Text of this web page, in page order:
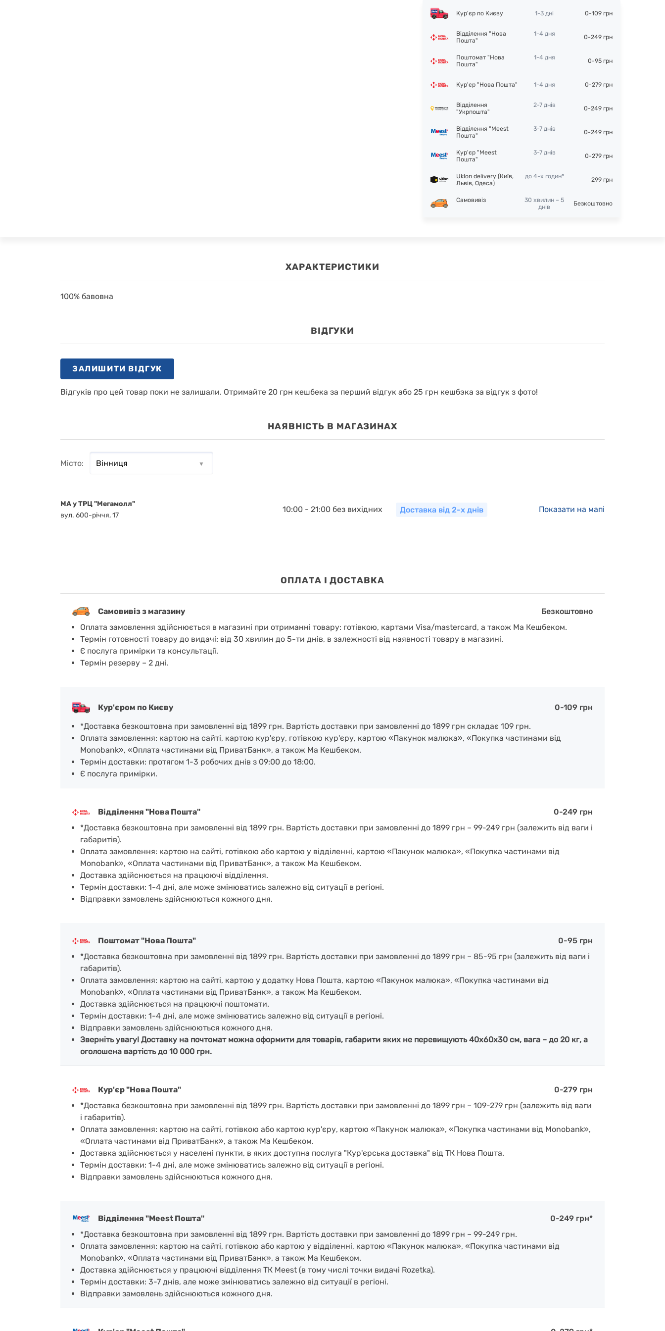
Кур'єр по Києву 1-3 дні 0-109 грн
Відділення "Нова
Пошта"
1-4 дня 0-249 грн
Поштомат "Нова
Пошта"
1-4 дня 0-95 грн
Кур'єр "Нова Пошта" 1-4 дня 0-279 грн
Відділення
"Укрпошта"
2-7 днів 0-249 грн
Відділення "Meest
Пошта"
3-7 днів 0-249 грн
Кур'єр "Meest
Пошта"
3-7 днів 0-279 грн
Uklon delivery (Київ,
Львів, Одеса)
до 4-х годин* 299 грн
Самовивіз
30 хвилин – 5
днів
Безкоштовно
ХАРАКТЕРИСТИКИ
100% бавовна
ВІДГУКИ
ЗАЛИШИТИ ВІДГУК
Відгуків про цей товар поки не залишали. Отримайте 20 грн кешбека за перший відгук або 25 грн кешбэка за відгук з фото!
НАЯВНІСТЬ В МАГАЗИНАХ
Місто:
MA у ТРЦ "Мегамолл"
вул. 600-річчя, 17
10:00 - 21:00 без вихідних Доставка від 2-х днів Показати на мапі
OПЛАТА І ДОСТАВКА
Самовивіз з магазину
Безкоштовно
Оплата замовлення здійснюється в магазині при отриманні товару: готівкою, картами Visa/mastercard, а також Ма Кешбеком.
Термін готовності товару до видачі: від 30 хвилин до 5-ти днів, в залежності від наявності товару в магазині.
Є послуга примірки та консультації.
Термін резерву – 2 дні.
Кур'єром по Києву
0-109 грн
*Доставка безкоштовна при замовленні від 1899 грн. Вартість доставки при замовленні до 1899 грн складає 109 грн.
Оплата замовлення: картою на сайті, картою кур'єру, готівкою кур'єру, картою «Пакунок малюка», «Покупка частинами від
Monobank», «Оплата частинами від ПриватБанк», а також Ма Кешбеком.
Термін доставки: протягом 1-3 робочих днів з 09:00 до 18:00.
Є послуга примірки.
Відділення "Нова Пошта"
0-249 грн
*Доставка безкоштовна при замовленні від 1899 грн. Вартість доставки при замовленні до 1899 грн – 99-249 грн (залежить від ваги і
габаритів).
Оплата замовлення: картою на сайті, готівкою або картою у відділенні, картою «Пакунок малюка», «Покупка частинами від
Monobank», «Оплата частинами від ПриватБанк», а також Ма Кешбеком.
Доставка здійснюється на працюючі відділення.
Термін доставки: 1-4 дні, але може змінюватись залежно від ситуації в регіоні.
Відправки замовлень здійснюються кожного дня.
Поштомат "Нова Пошта"
0-95 грн
*Доставка безкоштовна при замовленні від 1899 грн. Вартість доставки при замовленні до 1899 грн – 85-95 грн (залежить від ваги і
габаритів).
Оплата замовлення: картою на сайті, картою у додатку Нова Пошта, картою «Пакунок малюка», «Покупка частинами від
Monobank», «Оплата частинами від ПриватБанк», а також Ма Кешбеком.
Доставка здійснюється на працюючі поштомати.
Термін доставки: 1-4 дні, але може змінюватись залежно від ситуації в регіоні.
Відправки замовлень здійснюються кожного дня.
Зверніть увагу! Доставку на почтомат можна оформити для товарів, габарити яких не перевищують 40х60х30 см, вага – до 20 кг, а
оголошена вартість до 10 000 грн.
Кур'єр "Нова Пошта"
0-279 грн
*Доставка безкоштовна при замовленні від 1899 грн. Вартість доставки при замовленні до 1899 грн – 109-279 грн (залежить від ваги
і габаритів).
Оплата замовлення: картою на сайті, готівкою або картою кур'єру, картою «Пакунок малюка», «Покупка частинами від Monobank»,
«Оплата частинами від ПриватБанк», а також Ма Кешбеком.
Доставка здійснюється у населені пункти, в яких доступна послуга "Кур'єрська доставка" від ТК Нова Пошта.
Термін доставки: 1-4 дні, але може змінюватись залежно від ситуації в регіоні.
Відправки замовлень здійснюються кожного дня.
Відділення "Meest Пошта"
0-249 грн*
*Доставка безкоштовна при замовленні від 1899 грн. Вартість доставки при замовленні до 1899 грн – 99-249 грн.
Оплата замовлення: картою на сайті, готівкою або картою у відділенні, картою «Пакунок малюка», «Покупка частинами від
Monobank», «Оплата частинами від ПриватБанк», а також Ма Кешбеком.
Доставка здійснюється у працюючі відділення ТК Meest (в тому числі точки видачі Rozetka).
Термін доставки: 3-7 днів, але може змінюватись залежно від ситуації в регіоні.
Відправки замовлень здійснюються кожного дня.